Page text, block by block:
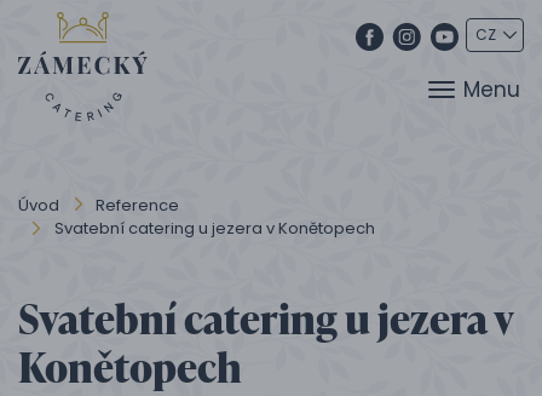
Menu
Úvod
Reference
Svatební catering u jezera v Konětopech
Svatební catering u jezera v
Konětopech